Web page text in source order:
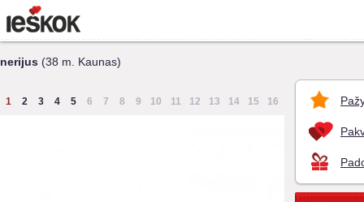
nerijus (38 m. Kaunas)
1 2 3 4 5 6 7 8 9 10 11 12 13 14 15 16